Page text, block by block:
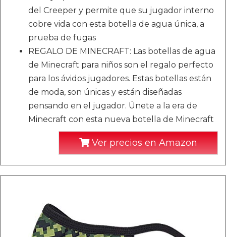
del Creeper y permite que su jugador interno
cobre vida con esta botella de agua única, a
prueba de fugas
REGALO DE MINECRAFT: Las botellas de agua
de Minecraft para niños son el regalo perfecto
para los ávidos jugadores. Estas botellas están
de moda, son únicas y están diseñadas
pensando en el jugador. Únete a la era de
Minecraft con esta nueva botella de Minecraft
Ver precios en Amazon